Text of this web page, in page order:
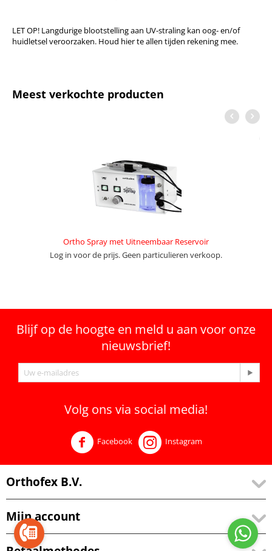
LET OP! Langdurige blootstelling aan UV-straling kan oog- en/of
huidletsel veroorzaken. Houd hier te allen tijden rekening mee.
Meest verkochte producten
Ortho Spray met Uitneembaar Reservoir
Log in voor de prijs. Geen particulieren verkoop.
Blijf op de hoogte en meld u aan voor onze
nieuwsbrief!
Volg ons via social media!
Facebook Instagram
Orthofex B.V.
Mijn account